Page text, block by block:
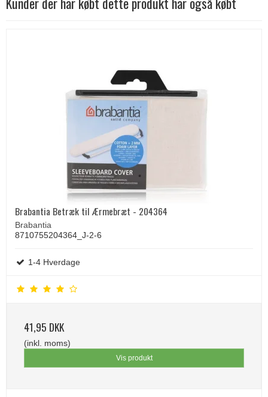
Brabantia Betræk til Ærmebræt - 204364
Brabantia
8710755204364_J-2-6
1-4 Hverdage
41,95 DKK
(inkl. moms)
Vis produkt